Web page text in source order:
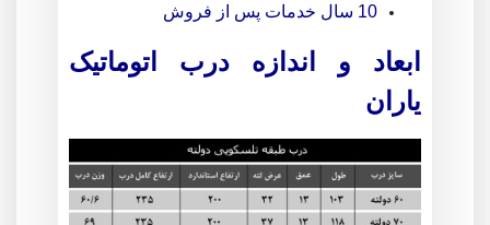
10 سال خدمات پس از فروش
ابعاد و اندازه درب اتوماتیک
یاران